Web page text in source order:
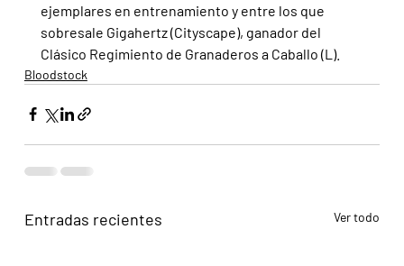
ejemplares en entrenamiento y entre los que
sobresale Gigahertz (Cityscape), ganador del
Clásico Regimiento de Granaderos a Caballo (L).
Bloodstock
Entradas recientes Ver todo